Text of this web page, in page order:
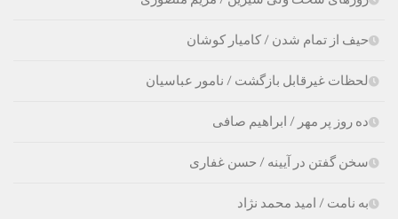
حیف از تمام شدن / کامیار کوشان
لحظات غیرقابل بازگشت / نامور عباسیان
ده روز پر مهر / ابراهیم صافی
سخن گفتن در آیینه / حسن غفارى
به نامت / امید محمد نژاد